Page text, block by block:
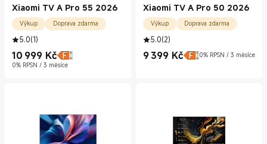
Xiaomi TV A Pro 55 2026
Výkup Doprava zdarma
5.0(1)
10 999 Kč
Current Price Kč10999.00
0% RPSN / 3 měsíce
Xiaomi TV A Pro 50 2026
Výkup Doprava zdarma
5.0(2)
9 399 Kč
Current Price Kč9399.000% RPSN / 3 měsíce